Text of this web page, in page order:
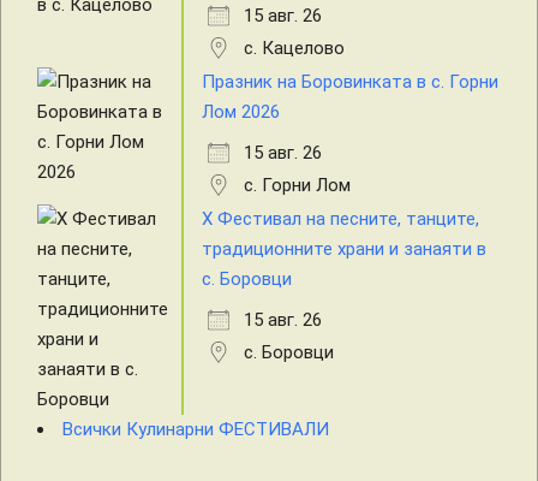
15 авг. 26
с. Кацелово
Празник на Боровинката в с. Горни
Лом 2026
15 авг. 26
с. Горни Лом
X Фестивал на песните, танците,
традиционните храни и занаяти в
с. Боровци
15 авг. 26
с. Боровци
Всички Кулинарни ФЕСТИВАЛИ